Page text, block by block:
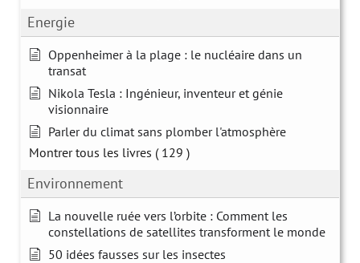
Energie
Oppenheimer à la plage : le nucléaire dans un
transat
Nikola Tesla : Ingénieur, inventeur et génie
visionnaire
Parler du climat sans plomber l'atmosphère
Montrer tous les livres ( 129 )
Environnement
La nouvelle ruée vers l’orbite : Comment les
constellations de satellites transforment le monde
50 idées fausses sur les insectes